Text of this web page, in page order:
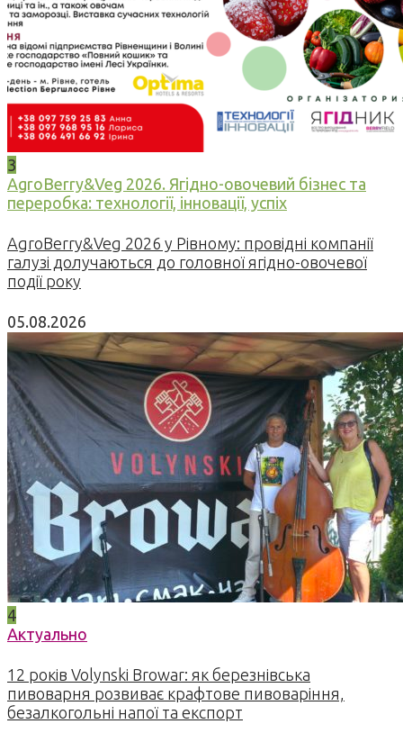
3
AgroBerry&Veg 2026. Ягідно-овочевий бізнес та
переробка: технології, інновації, успіх
AgroBerry&Veg 2026 у Рівному: провідні компанії
галузі долучаються до головної ягідно-овочевої
події року
05.08.2026
4
Актуально
12 років Volynski Browar: як березнівська
пивоварня розвиває крафтове пивоваріння,
безалкогольні напої та експорт